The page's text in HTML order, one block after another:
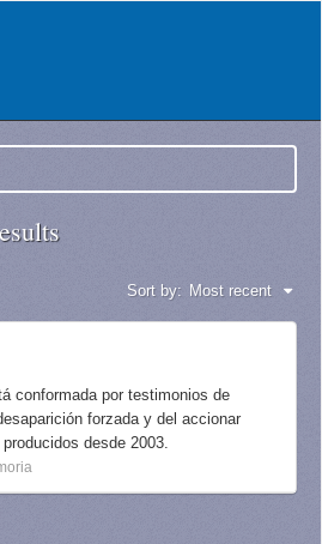
Sort by: Most recent
conformada por testimonios de
forzada y del accionar
desde 2003.